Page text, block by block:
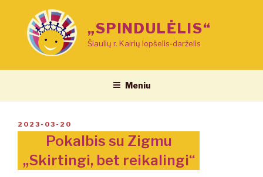
„SPINDULĖLIS“
Šiaulių r. Kairių lopšelis-darželis
Meniu
PASKELBTA
2023-03-20
Pokalbis su Zigmu
,,Skirtingi, bet reikalingi“